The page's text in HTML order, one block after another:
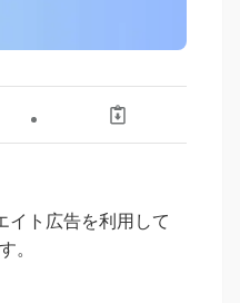
イト広告を利用して
。